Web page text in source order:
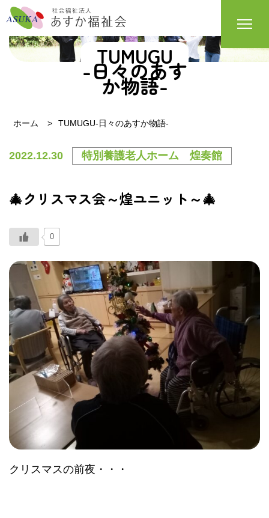
TUMUGU
-日々のあす
か物語-
ホーム TUMUGU-日々のあすか物語-
2022.12.30 特別養護老人ホーム 煌奏館
🎄クリスマス会～煌ユニット～🎄
0
クリスマスの前夜・・・